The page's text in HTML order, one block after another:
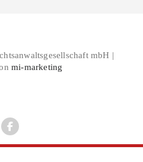
mbH |
mi-marketing